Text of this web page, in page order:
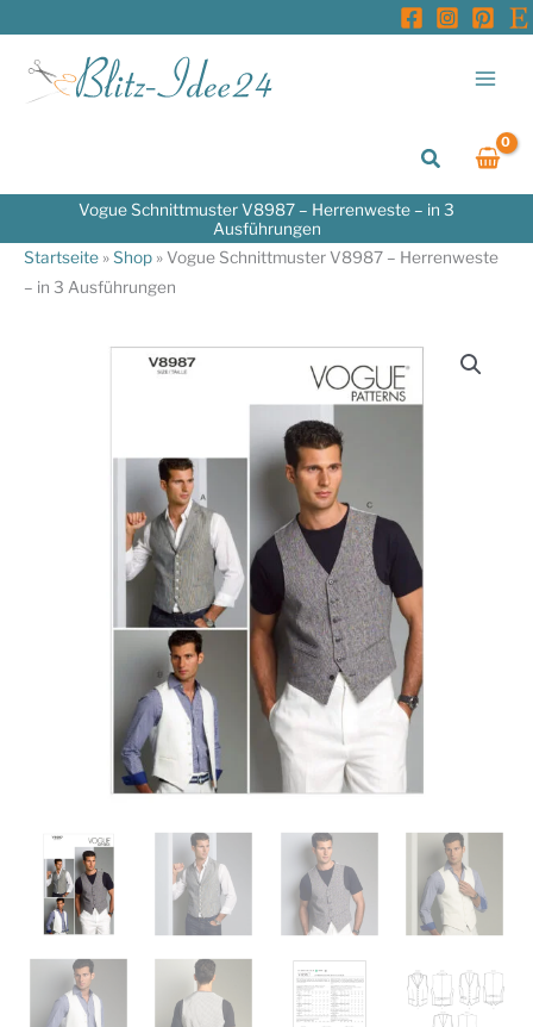
springen
Suchen
Vogue Schnittmuster V8987 – Herrenweste – in 3
Ausführungen
Startseite »Shop »Vogue Schnittmuster V8987 – Herrenweste
– in 3 Ausführungen